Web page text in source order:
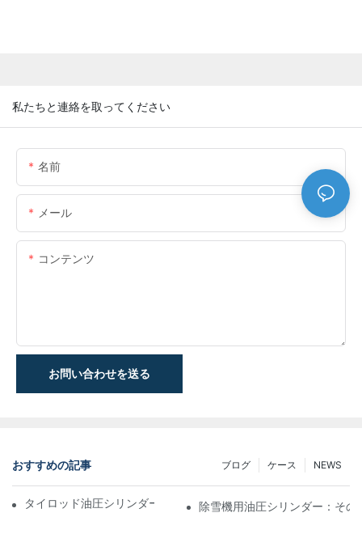
私たちと連絡を取ってください
名前
メール
コンテンツ
お問い合わせを送る
おすすめの記事 NEWS
ケース
ブログ
タイロッド油圧シリンダーの機能と重要性を理解する
除雪機用油圧シリンダー：その